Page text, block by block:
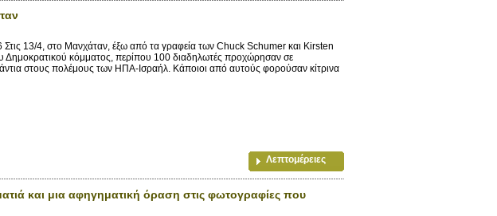
Στις 13/4, στο Μανχάταν, έξω από τα γραφεία των Chuck Schumer και Kirsten
Δημοκρατικού κόμματος, περίπου 100 διαδηλωτές προχώρησαν σε
στους πολέμους των ΗΠΑ-Ισραήλ. Κάποιοι από αυτούς φορούσαν κίτρινα
Λεπτομέρειες
και μια αφηγηματική όραση στις φωτογραφίες που